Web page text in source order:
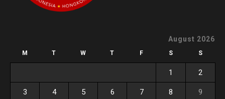
August 2026
M T W T F S S
1 2
3 4 5 6 7 8 9